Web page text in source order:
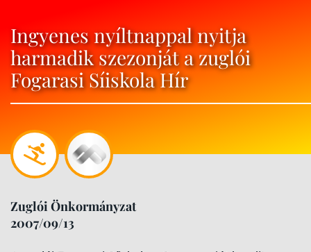
Ingyenes nyíltnappal nyitja
harmadik szezonját a zuglói
Fogarasi Síiskola Hír
Zuglói Önkormányzat
2007/09/13